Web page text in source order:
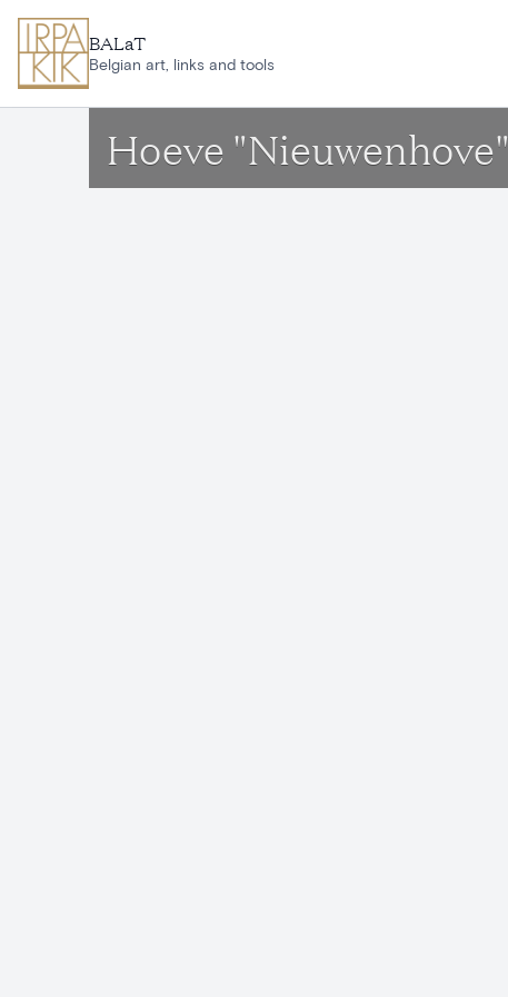
BALaT
Belgian art, links and tools
Hoeve "Nieuwenhove"